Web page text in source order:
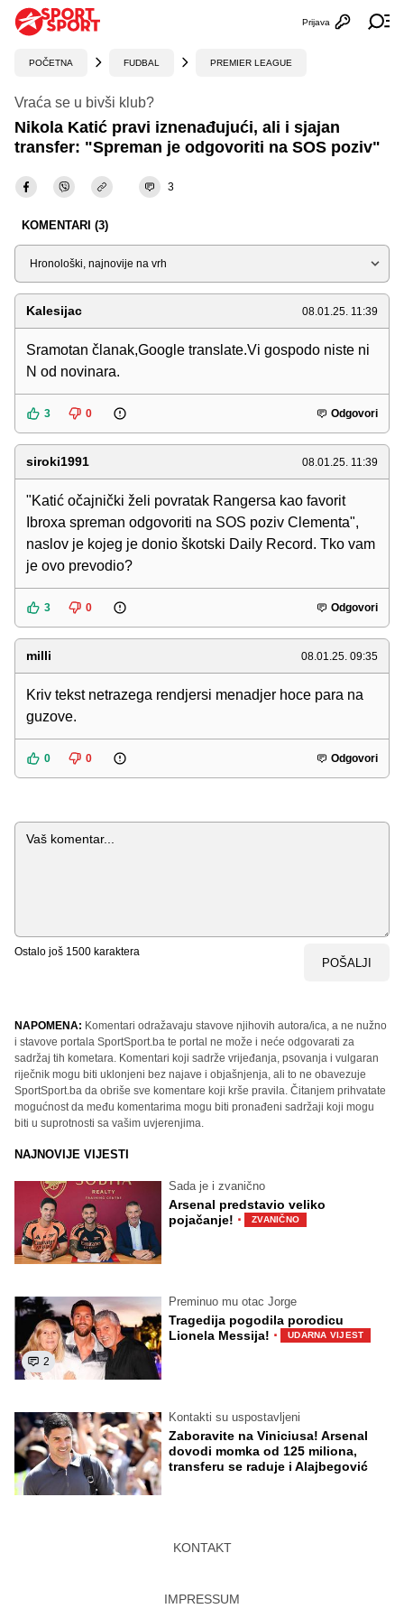
Otvori
Prijava
POČETNA FUDBAL PREMIER LEAGUE
Vraća se u bivši klub?
Nikola Katić pravi iznenađujući, ali i sjajan
transfer: "Spreman je odgovoriti na SOS poziv"
3
KOMENTARI (3)
Sortiraj
Kalesijac 08.01.25. 11:39
Sramotan članak,Google translate.Vi gospodo niste ni
N od novinara.
3 0 Odgovori
siroki1991 08.01.25. 11:39
"Katić očajnički želi povratak Rangersa kao favorit
Ibroxa spreman odgovoriti na SOS poziv Clementa",
naslov je kojeg je donio škotski Daily Record. Tko vam
je ovo prevodio?
3 0 Odgovori
milli 08.01.25. 09:35
Kriv tekst netrazega rendjersi menadjer hoce para na
guzove.
0 0 Odgovori
Komentar
Ostalo još 1500 karaktera
POŠALJI
NAPOMENA: Komentari odražavaju stavove njihovih autora/ica, a ne nužno
i stavove portala SportSport.ba te portal ne može i neće odgovarati za
sadržaj tih kometara. Komentari koji sadrže vrijeđanja, psovanja i vulgaran
riječnik mogu biti uklonjeni bez najave i objašnjenja, ali to ne obavezuje
SportSport.ba da obriše sve komentare koji krše pravila. Čitanjem prihvatate
mogućnost da među komentarima mogu biti pronađeni sadržaji koji mogu
biti u suprotnosti sa vašim uvjerenjima.
NAJNOVIJE VIJESTI
Sada je i zvanično
Arsenal predstavio veliko
pojačanje! · ZVANIČNO
2
Preminuo mu otac Jorge
Tragedija pogodila porodicu
Lionela Messija! · UDARNA VIJEST
Kontakti su uspostavljeni
Zaboravite na Viniciusa! Arsenal
dovodi momka od 125 miliona,
transferu se raduje i Alajbegović
KONTAKT
IMPRESSUM